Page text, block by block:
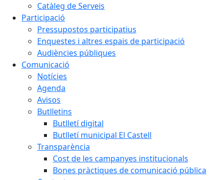
Catàleg de Serveis
Participació
Pressupostos participatius
Enquestes i altres espais de participació
Audiències públiques
Comunicació
Notícies
Agenda
Avisos
Butlletins
Butlletí digital
Butlletí municipal El Castell
Transparència
Cost de les campanyes institucionals
Bones pràctiques de comunicació pública